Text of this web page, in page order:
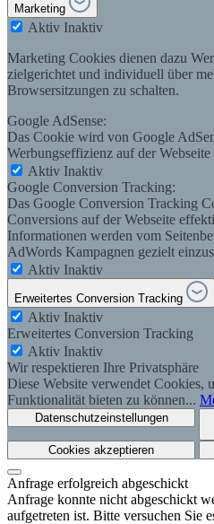
Marketing
Aktiv Inaktiv
Marketing Cookies dienen dazu
zielgerichtet und individuell über
Browsersitzungen zu schalten.
Google AdSense:
Das Cookie wird von Google
Werbungseffizienz auf der
Aktiv Inaktiv
Google Conversion Tracking:
Das Google Conversion Tracking
Conversions auf der Webseite
Informationen werden vom
AdWords Kampagnen gezielt
Aktiv Inaktiv
Erweitertes Conversion Tracking
Aktiv Inaktiv
Erweitertes Conversion Tracking
Aktiv Inaktiv
Wir respektieren Ihre Privatsphäre
Diese Website verwendet Cookies,
Funktionalität bieten zu können...
Datenschutzeinstellungen
Cookies akzeptieren
Anfrage erfolgreich abgeschickt
Anfrage konnte nicht abgeschickt
aufgetreten ist. Bitte versuchen Sie